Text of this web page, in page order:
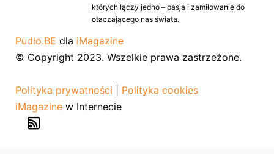
których łączy jedno – pasja i zamiłowanie do
otaczającego nas świata.
Pudło.BE dla iMagazine
© Copyright 2023. Wszelkie prawa zastrzeżone.
Polityka prywatności
Polityka cookies
iMagazine w Internecie